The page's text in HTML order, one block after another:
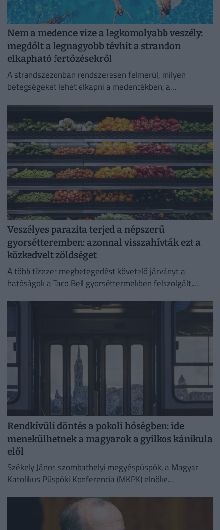
Nem a medence vize a legkomolyabb veszély:
megdőlt a legnagyobb tévhit a strandon
elkapható fertőzésekről
A strandszezonban rendszeresen felmerül, milyen
betegségeket lehet elkapni a medencékben, a
Veszélyes parazita terjed a népszerű
gyorsétteremben: azonnal visszahívták ezt a
közkedvelt zöldséget
A több tízezer megbetegedést követelő járványt a
hatóságok a Taco Bell gyorséttermekben felszolgált,
Rendkívüli döntés a pokoli hőségben: ide
menekülhetnek a magyarok a gyilkos kánikula
elől
Székely János szombathelyi megyéspüspök, a Magyar
Katolikus Püspöki Konferencia (MKPK) elnöke
megnyitását kérte a nap legmelegebb óráiban